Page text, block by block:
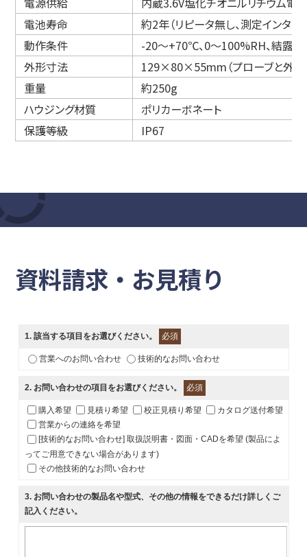
電池寿命
約2年（リピータ無し、測定インタ
動作条件
-20～+70℃、0～100%RH、結露な
外形寸法
129×80×55mm（プローブと外部
重量
約250g
ハウジング材質
ポリカーボネート
保護等級
IP67
資料請求・お見積り
1. 該当する項目をお選びください。 必須
営業へのお問い合わせ 技術的なお問い合わせ
2. お問い合わせの項目をお選びください。 必須
購入希望 見積り希望 校正見積り希望
カタログ送付希望
営業からの連絡を希望
[技術的なお問い合わせ] 取扱説明書・図面・CADを希望 (製品によ
ってご用意できない場合があります)
その他技術的なお問い合わせ
3. お問い合わせの製品名や型式、その他の情報をできるだけ詳しくご
記入ください。